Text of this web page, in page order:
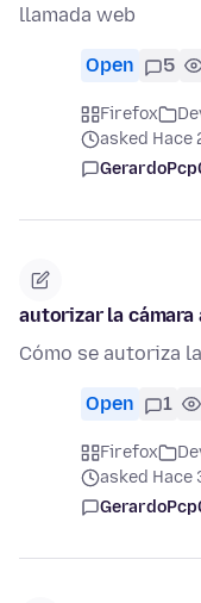
llamada web
Open 5
Firefox
asked Hace
autorizar la cámara
Cómo se autoriza
Open 1
Firefox
asked Hace